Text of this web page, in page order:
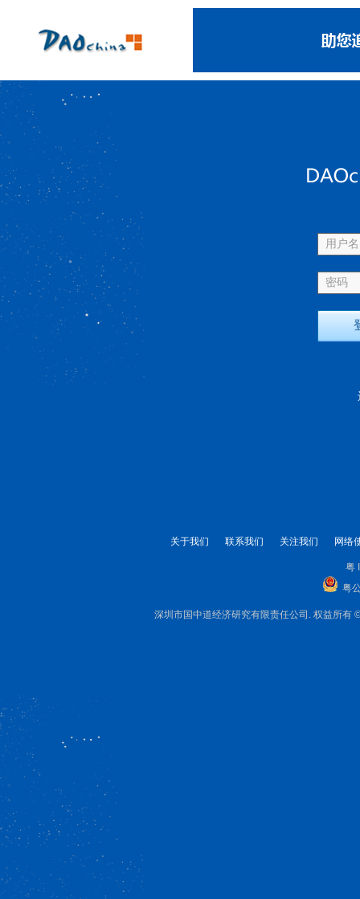
用户
密码
关于我们 联系我们 关注我们 网络
粤
粤
深圳市国中道经济研究有限责任公司. 权益所